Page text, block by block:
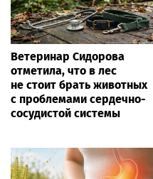
Ветеринар Сидорова
отметила, что в лес
не стоит брать животных
с проблемами сердечно-
сосудистой системы